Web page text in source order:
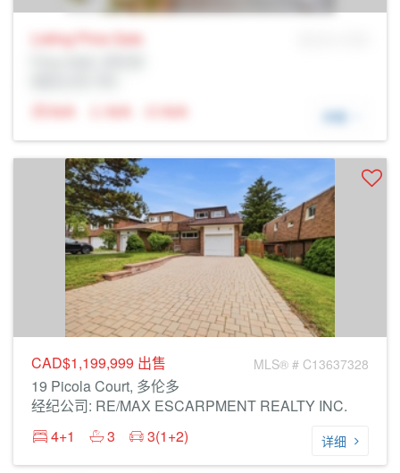
Listing Price Sale
N/A
N/A N/A 详细
CAD$1,199,999 出售 MLS® # C13637328
19 Picola Court, 多伦多
经纪公司: RE/MAX ESCARPMENT REALTY INC.
4+1
3 3(1+2) 详细